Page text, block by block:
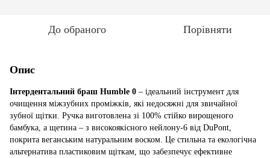
До обраного Порівняти
Опис
Інтердентальний браш Humble 0 – ідеальний інструмент для
очищення міжзубних проміжків, які недосяжні для звичайної
зубної щітки. Ручка виготовлена зі 100% стійко вирощеного
бамбука, а щетина – з високоякісного нейлону-6 від DuPont,
покрита веганським натуральним воском. Це стильна та екологічна
альтернатива пластиковим щіткам, що забезпечує ефективне